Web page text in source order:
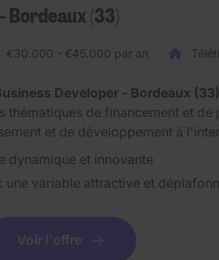
Bordeaux (33)
€30.000 - €45.000 par an
Developer - Bordeaux
thématiques de financement et de
et de développement à
dynamique et innovante
une variable attractive et
Voir l'offre